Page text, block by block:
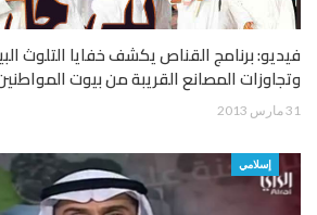
فيديو: برنامج القناص يكشف خفايا التلوث
وتجاوزات المصانع القريبة من بيوت
31 مارس 2013
إسلامي